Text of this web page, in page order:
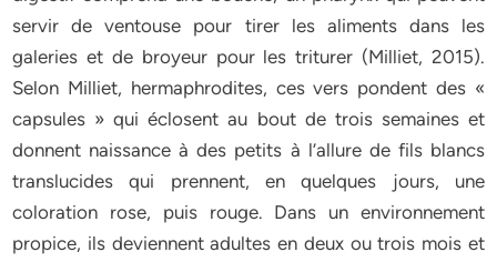
servir de ventouse pour tirer les aliments dans les
galeries et de broyeur pour les triturer (Milliet, 2015).
Selon Milliet, hermaphrodites, ces vers pondent des «
capsules » qui éclosent au bout de trois semaines et
donnent naissance à des petits à l’allure de fils blancs
translucides qui prennent, en quelques jours, une
coloration rose, puis rouge. Dans un environnement
propice, ils deviennent adultes en deux ou trois mois et